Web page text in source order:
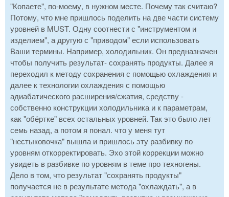
"Копаете", по-моему, в нужном месте. Почему так считаю?
Потому, что мне пришлось поделить на две части систему
уровней в MUST. Одну соотнести с "инструментом и
изделием", а другую с "приводом" если использовать
Ваши термины. Например, холодильник. Он предназначен
чтобы получить результат- сохранять продукты. Далее я
переходил к методу сохранения с помощью охлаждения и
далее к технологии охлаждения с помощью
адиабатического расширения/сжатия, средству -
собственно конструкции холодильника и к параметрам,
как "обёртке" всех остальных уровней. Так это было лет
семь назад, а потом я понал. что у меня тут
"нестыковочка" вышла и пришлось эту разбивку по
уровням откорректировать. Эхо этой коррекции можно
увидеть в разбивке по уровням в теме про техногены.
Дело в том, что результат "сохранять продукты"
получается не в результате метода "охлаждать", а в